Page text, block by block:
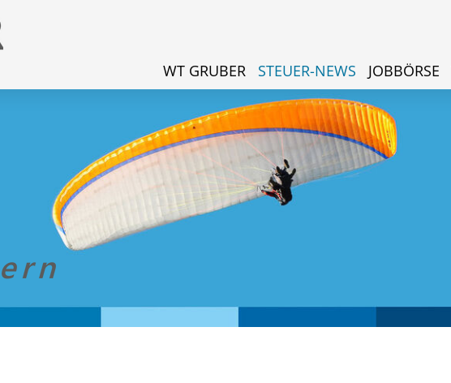
WT GRUBER STEUER-NEWS JOBBÖRSE